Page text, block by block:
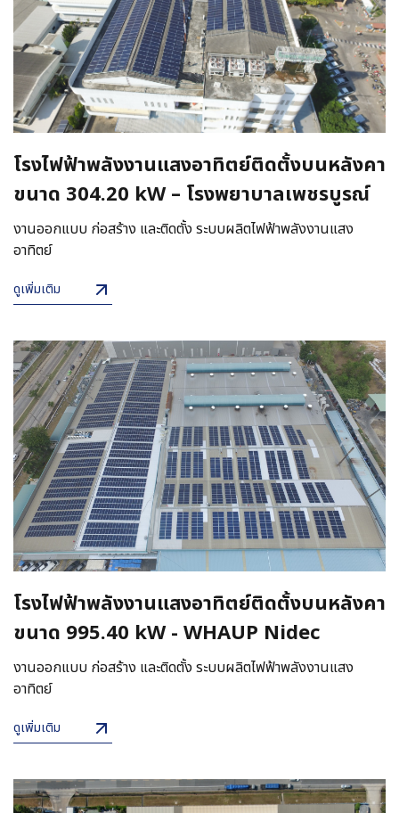
โรงไฟฟ้าพลังงานแสงอาทิตย์ติดตั้งบนหลังคา
ขนาด 304.20 kW – โรงพยาบาลเพชรบูรณ์
งานออกแบบ ก่อสร้าง และติดตั้ง ระบบผลิตไฟฟ้าพลังงานแสง
อาทิตย์
ดูเพิ่มเติม
โรงไฟฟ้าพลังงานแสงอาทิตย์ติดตั้งบนหลังคา
ขนาด 995.40 kW - WHAUP Nidec
งานออกแบบ ก่อสร้าง และติดตั้ง ระบบผลิตไฟฟ้าพลังงานแสง
อาทิตย์
ดูเพิ่มเติม